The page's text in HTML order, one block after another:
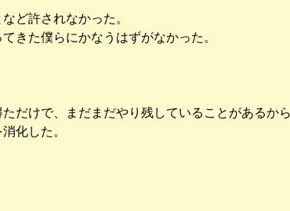
ど許されなかった。
きた僕らにかなうはずがなかった。
だけで、まだまだやり残していることがあるから
化した。